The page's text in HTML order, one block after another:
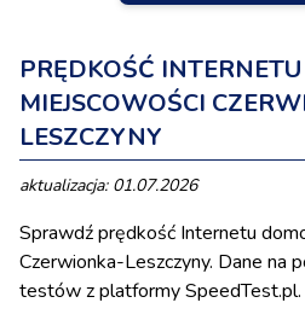
PRĘDKOŚĆ
MIEJSCOWOŚCI
LESZCZYNY
aktualizacja: 01.07.2026
Sprawdź prędkość Internetu
Czerwionka-Leszczyny. Dane na
testów z platformy SpeedTest.pl.